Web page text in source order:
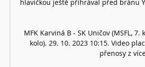
hlavičkou ještě přihrával před bránu
MFK Karviná B - SK Uničov (MSFL,
kolo). 29. 10. 2023 10:15. Video
přenosy z